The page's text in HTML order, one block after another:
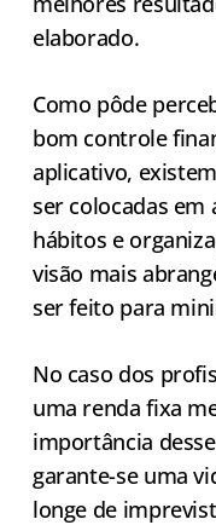
elaborado.
Como pôde
bom controle
aplicativo,
ser colocadas em
hábitos e
visão mais
ser feito para
No caso dos
uma renda fixa
importância
garante-se uma
longe de